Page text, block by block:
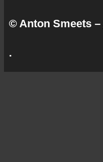
© Anton Smeets –
.